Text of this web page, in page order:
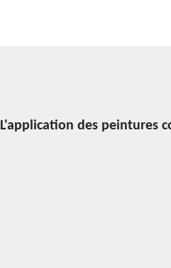
L'application des peintures